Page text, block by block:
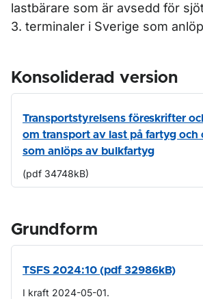
lastbärare som är avsedd för
3. terminaler i Sverige som
Konsoliderad version
Transportstyrelsens föreskrifter
om transport av last på fartyg och
som anlöps av bulkfartyg
(pdf 34748kB)
Grundform
TSFS 2024:10 (pdf 32986kB)
I kraft 2024-05-01.